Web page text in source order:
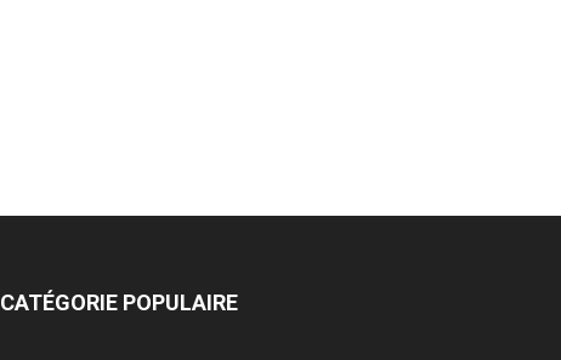
CATÉGORIE POPULAIRE